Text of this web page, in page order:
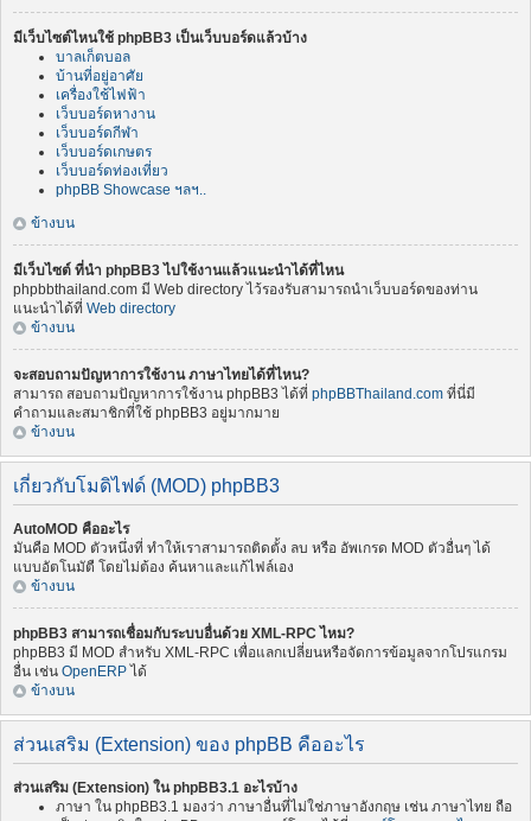
มีเว็บไซต์ไหนใช้ phpBB3 เป็นเว็บบอร์ดแล้วบ้าง
บาลเก็ตบอล
บ้านที่อยู่อาศัย
เครื่องใช้ไฟฟ้า
เว็บบอร์ดหางาน
เว็บบอร์ดกีฬา
เว็บบอร์ดเกษตร
เว็บบอร์ดท่องเที่ยว
phpBB Showcase ฯลฯ..
ข้างบน
มีเว็บไซต์ ที่นำ phpBB3 ไปใช้งานแล้วแนะนำได้ที่ไหน
phpbbthailand.com มี Web directory ไว้รองรับสามารถนำเว็บบอร์ดของท่าน
แนะนำได้ที่ Web directory
ข้างบน
จะสอบถามปัญหาการใช้งาน ภาษาไทยได้ที่ไหน?
สามารถ สอบถามปัญหาการใช้งาน phpBB3 ได้ที่ phpBBThailand.com ที่นี่มี
คำถามและสมาชิกที่ใช้ phpBB3 อยู่มากมาย
ข้างบน
เกี่ยวกับโมดิไฟด์ (MOD) phpBB3
AutoMOD คืออะไร
มันคือ MOD ตัวหนึ่งที่ ทำให้เราสามารถติดตั้ง ลบ หรือ อัพเกรด MOD ตัวอื่นๆ ได้
แบบอัตโนมัตื โดยไม่ต้อง ค้นหาและแก้ไฟล์เอง
ข้างบน
phpBB3 สามารถเชื่อมกับระบบอื่นด้วย XML-RPC ไหม?
phpBB3 มี MOD สำหรับ XML-RPC เพื่อแลกเปลี่ยนหรือจัดการข้อมูลจากโปรแกรม
อื่น เช่น OpenERP ได้
ข้างบน
ส่วนเสริม (Extension) ของ phpBB คืออะไร
ส่วนเสริม (Extension) ใน phpBB3.1 อะไรบ้าง
ภาษา ใน phpBB3.1 มองว่า ภาษาอื่นที่ไม่ใช่ภาษาอังกฤษ เช่น ภาษาไทย ถือ